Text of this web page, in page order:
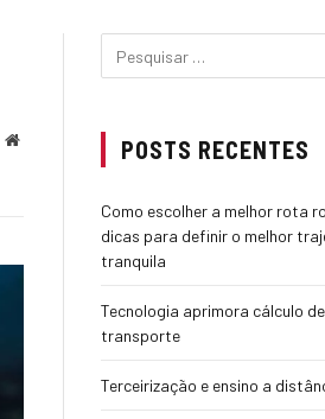
Website POSTS RECENTES
Como escolher a melhor rota
dicas para definir o melhor
tranquila
Tecnologia aprimora cálculo
transporte
Terceirização e ensino a